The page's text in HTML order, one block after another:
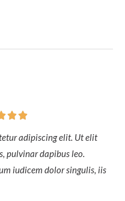

adipiscing elit. Ut elit
pulvinar dapibus leo.
iudicem dolor singulis, iis